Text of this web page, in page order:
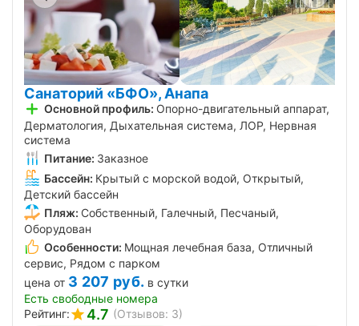
Санаторий «БФО», Анапа
Основной профиль: Опорно-двигательный аппарат,
Дерматология, Дыхательная система, ЛОР, Нервная
система
Питание: Заказное
Бассейн: Крытый с морской водой, Открытый,
Детский бассейн
Пляж: Собственный, Галечный, Песчаный,
Оборудован
Особенности: Мощная лечебная база, Отличный
сервис, Рядом с парком
цена от 3 207 руб. в сутки
Есть свободные номера
Рейтинг:
4.7 (Отзывов: 3)